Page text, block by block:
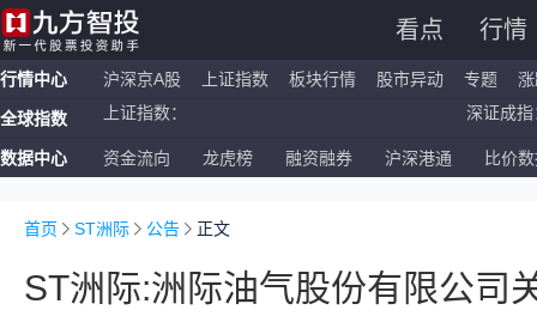
看点 行情
行情中心 沪深京A股 上证指数 板块行情 股市异动 专题
全球指数 恒生指数： 国企指数：
纳斯达克ETF： 标普500ETF：
数据中心 资金流向 龙虎榜 融资融券 沪深港通 比价
首页 ST洲际 公告 正文
ST洲际:洲际油气股份有限公司